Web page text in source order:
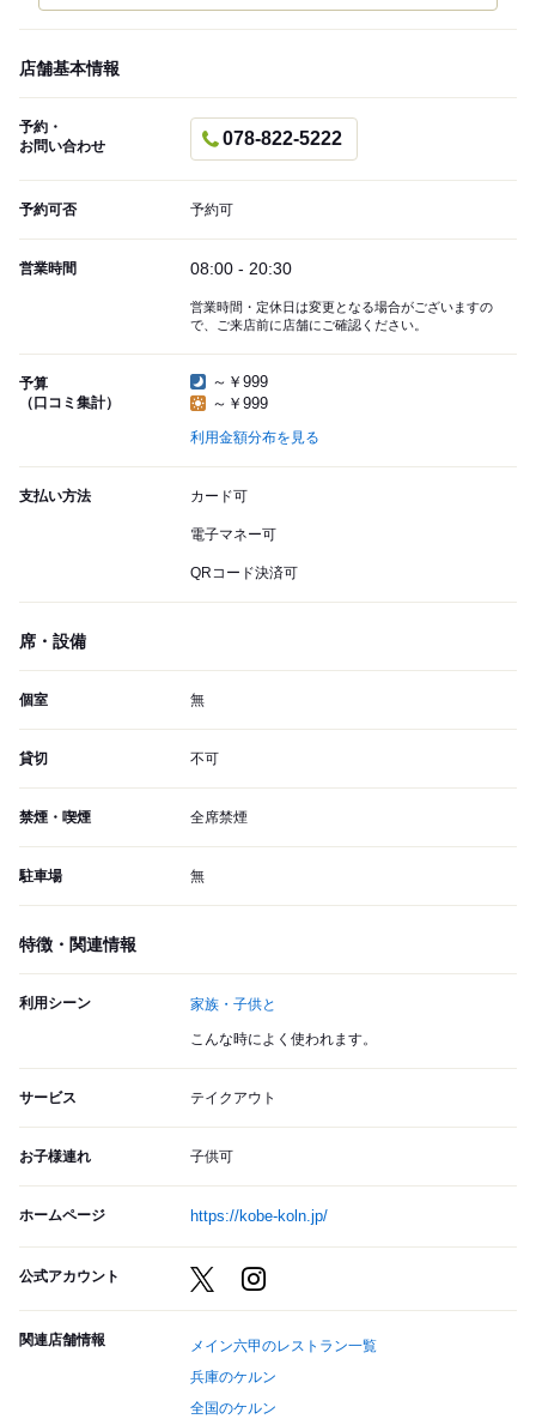
店舗基本情報
予約・
お問い合わせ
078-822-5222
予約可否 予約可
営業時間 08:00 - 20:30
営業時間・定休日は変更となる場合がございますの
で、ご来店前に店舗にご確認ください。
予算
（口コミ集計）
～￥999
～￥999
利用金額分布を見る
支払い方法 カード可
電子マネー可
QRコード決済可
席・設備
個室 無
貸切 不可
禁煙・喫煙 全席禁煙
駐車場 無
特徴・関連情報
利用シーン 家族・子供と
こんな時によく使われます。
サービス テイクアウト
お子様連れ 子供可
ホームページ https://kobe-koln.jp/
公式アカウント
関連店舗情報
メイン六甲のレストラン一覧
兵庫のケルン
全国のケルン